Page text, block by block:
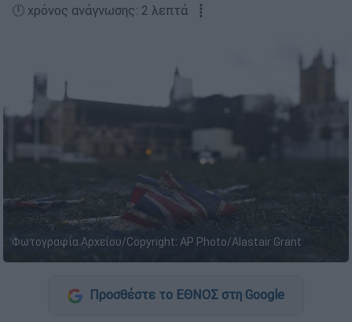
🕛 χρόνος ανάγνωσης: 2 λεπτά ┋
Φωτογραφία Αρχείου/Copyright: AP Photo/Alastair Grant
Προσθέστε το ΕΘΝΟΣ στη Google